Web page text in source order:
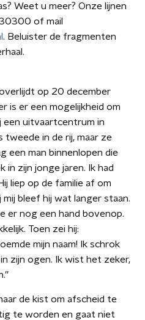
Weet u meer? Onze lijnen
of mail
. Beluister de fragmenten
overlijdt op 20 december
is er een mogelijkheid om
een uitvaartcentrum in
in de rij, maar ze
een man binnenlopen die
in zijn jonge jaren. Ik had
liep op de familie af om
bleef hij wat langer staan.
er nog een hand bovenop.
Toen zei hij:
mijn naam! Ik schrok
zijn ogen. Ik wist het zeker,
de kist om afscheid te
te worden en gaat niet